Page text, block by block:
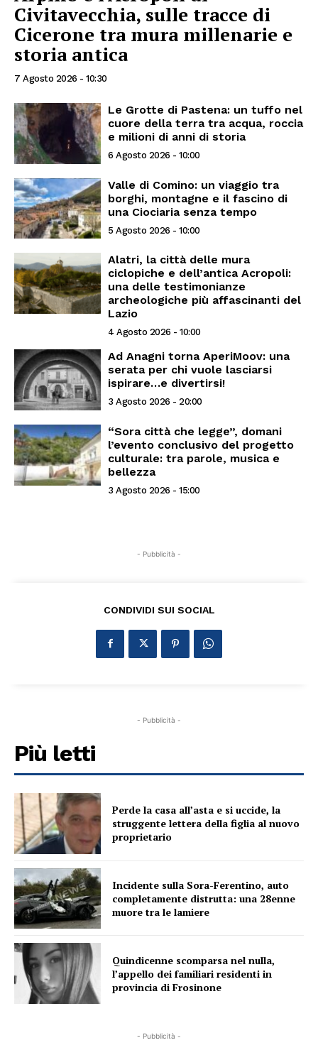
Civitavecchia, sulle tracce di
Cicerone tra mura millenarie e
storia antica
7 Agosto 2026 - 10:30
Le Grotte di Pastena: un tuffo nel
cuore della terra tra acqua, roccia
e milioni di anni di storia
6 Agosto 2026 - 10:00
Valle di Comino: un viaggio tra
borghi, montagne e il fascino di
una Ciociaria senza tempo
5 Agosto 2026 - 10:00
Alatri, la città delle mura
ciclopiche e dell’antica Acropoli:
una delle testimonianze
archeologiche più affascinanti del
Lazio
4 Agosto 2026 - 10:00
Ad Anagni torna AperiMoov: una
serata per chi vuole lasciarsi
ispirare…e divertirsi!
3 Agosto 2026 - 20:00
“Sora città che legge”, domani
l’evento conclusivo del progetto
culturale: tra parole, musica e
bellezza
3 Agosto 2026 - 15:00
- Pubblicità -
CONDIVIDI SUI SOCIAL
- Pubblicità -
Più letti
Perde la casa all’asta e si uccide, la
struggente lettera della figlia al nuovo
proprietario
Incidente sulla Sora-Ferentino, auto
completamente distrutta: una 28enne
muore tra le lamiere
Quindicenne scomparsa nel nulla,
l’appello dei familiari residenti in
provincia di Frosinone
- Pubblicità -